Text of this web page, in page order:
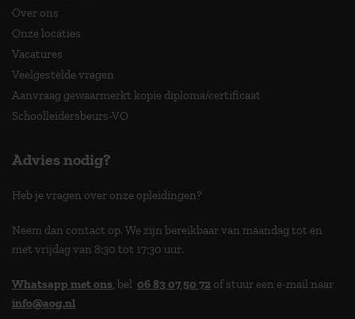
Over ons
Onze locaties
Vacatures
Veelgestelde vragen
Aanvraag gewaarmerkt kopie diploma/certificaat
Schoolleidersbeurs-VO
Advies nodig?
Heb je vragen over onze opleidingen?
Neem dan contact op. We zijn bereikbaar van maandag tot en
met vrijdag van 8:30 tot 17:30 uur.
Whatsapp met ons, bel 06 83 07 50 72 of stuur een e-mail naar
info@aog.nl